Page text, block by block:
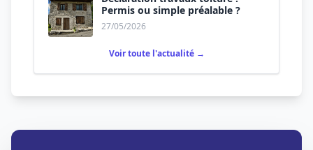
Permis ou simple préalable ?
27/05/2026
Voir toute l'actualité →